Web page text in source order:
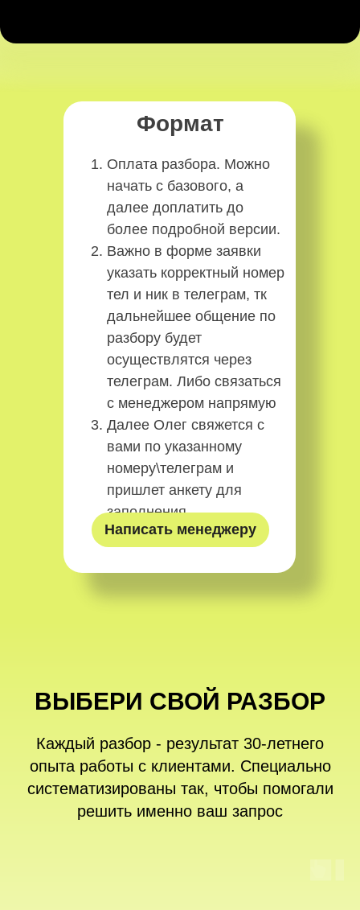
Формат
Оплата разбора. Можно
начать с базового, а
далее доплатить до
более подробной версии.
Важно в форме заявки
указать корректный номер
тел и ник в телеграм, тк
дальнейшее общение по
разбору будет
осуществлятся через
телеграм. Либо связаться
с менеджером напрямую
Далее Олег свяжется с
вами по указанному
номеру\телеграм и
пришлет анкету для
заполнения.
Написать менеджеру
ВЫБЕРИ СВОЙ РАЗБОР
Каждый разбор - результат 30-летнего
опыта работы с клиентами. Специально
систематизированы так, чтобы помогали
решить именно ваш запрос